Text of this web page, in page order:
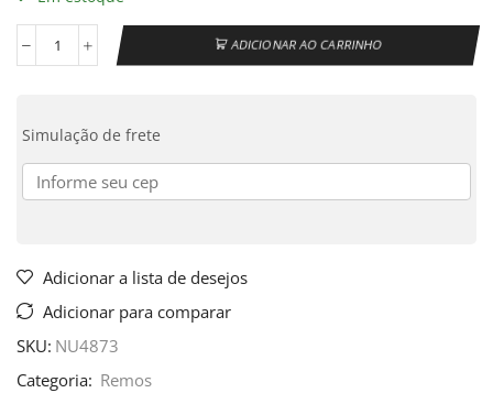
ADICIONAR AO CARRINHO
Simulação de frete
Adicionar a lista de desejos
Adicionar para comparar
SKU: NU4873
Categoria: Remos